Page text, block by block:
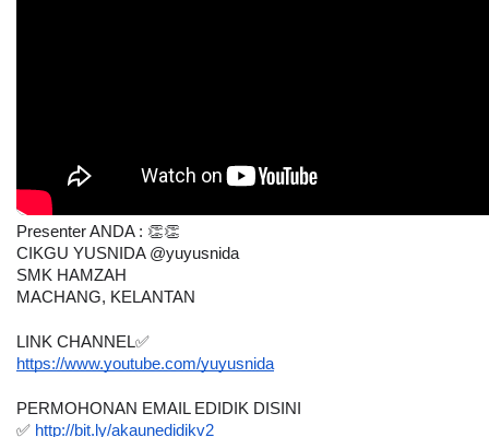
Presenter ANDA : 👏👏
CIKGU YUSNIDA @yuyusnida
SMK HAMZAH
MACHANG, KELANTAN
LINK CHANNEL✅
https://www.youtube.com/yuyusnida
PERMOHONAN EMAIL EDIDIK DISINI
✅ http://bit.ly/akaunedidikv2